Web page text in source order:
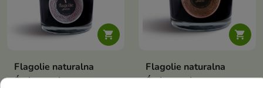

Flagolie naturalna
Świeca sojowa

Flagolie naturalna
Świeca sojowa